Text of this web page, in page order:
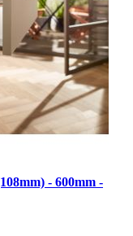
- 600mm -